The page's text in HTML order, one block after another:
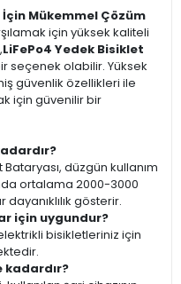
Mükemmel Çözüm
için yüksek kaliteli
LiFePo4 Yedek Bisiklet
seçenek olabilir. Yüksek
güvenlik özellikleri ile
için güvenilir bir
Bataryası, düzgün kullanım
ortalama 2000-3000
gösterir.
için uygundur?
bisikletleriniz için
kadardır?